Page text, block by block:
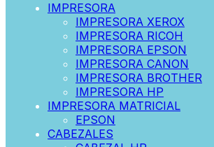
IMPRESORA
IMPRESORA XEROX
IMPRESORA RICOH
IMPRESORA EPSON
IMPRESORA CANON
IMPRESORA BROTHER
IMPRESORA HP
IMPRESORA MATRICIAL
EPSON
CABEZALES